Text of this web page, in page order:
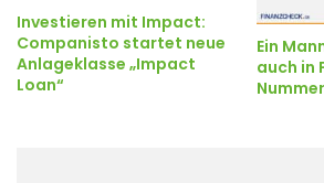
Investieren mit Impact:
Companisto startet neue
Anlageklasse „Impact
Loan“
Ein
auch in